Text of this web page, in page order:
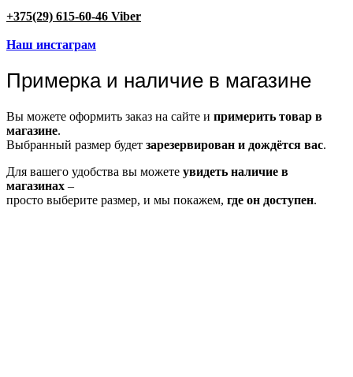
+375(29) 615-60-46 Viber
Наш инстаграм
Примерка и наличие в магазине
Вы можете оформить заказ на сайте и примерить товар в
магазине.
Выбранный размер будет зарезервирован и дождётся вас.
Для вашего удобства вы можете увидеть наличие в
магазинах –
просто выберите размер, и мы покажем, где он доступен.